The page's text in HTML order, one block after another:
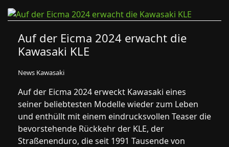
Auf der Eicma 2024 erwacht die
Kawasaki KLE
News Kawasaki
Auf der Eicma 2024 erweckt Kawasaki eines
seiner beliebtesten Modelle wieder zum Leben
und enthüllt mit einem eindrucksvollen Teaser die
bevorstehende Rückkehr der KLE, der
Straßenenduro, die seit 1991 Tausende von